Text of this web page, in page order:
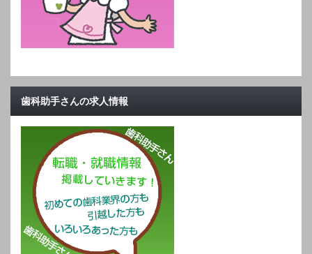
歯科助手さんの求人情報